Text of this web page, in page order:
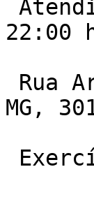
22:00
MG,